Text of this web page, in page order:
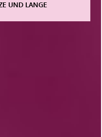
UND LANGE